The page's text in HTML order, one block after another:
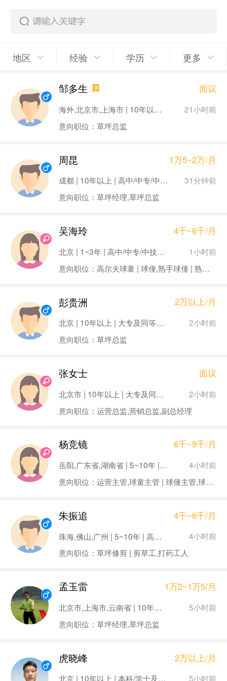
地区 经验 学历 更多
邹多生 面议
海外,北京市,上海市 | 10年以上 | 大专及同等学历
21小时前
意向职位：草坪总监
周昆 1万5~2万/月
成都 | 10年以上 | 高中/中专/中技及以下
31分钟前
意向职位：草坪经理,草坪总监
吴海玲 4千~6千/月
北京 | 1~3年 | 高中/中专/中技及以下
1小时前
意向职位：高尔夫球童 | 球僮,熟手球僮 | 熟手球童
彭贵洲 2万以上/月
北京 | 10年以上 | 大专及同等学历
2小时前
意向职位：草坪总监
张女士 面议
北京市 | 10年以上 | 大专及同等学历
2小时前
意向职位：运营总监,营销总监,副总经理
杨竞镜 6千~9千/月
岳阳,广东省,湖南省 | 5~10年 | 大专及同等学历
4小时前
意向职位：运营主管,球童主管 | 球僮主管,球童经理 | 球僮经理
朱振追 4千~6千/月
珠海,佛山,广州 | 5~10年 | 高中/中专/中技及以下
4小时前
意向职位：草坪修剪 | 剪草工,打药工人
孟玉雷 1万2~1万5/月
北京市,上海市,云南省 | 10年以上 | 大专及同等学历
5小时前
意向职位：草坪经理,草坪总监
虎晓峰 2万以上/月
北京 | 10年以上 | 本科/学士及同等学历 5小时前